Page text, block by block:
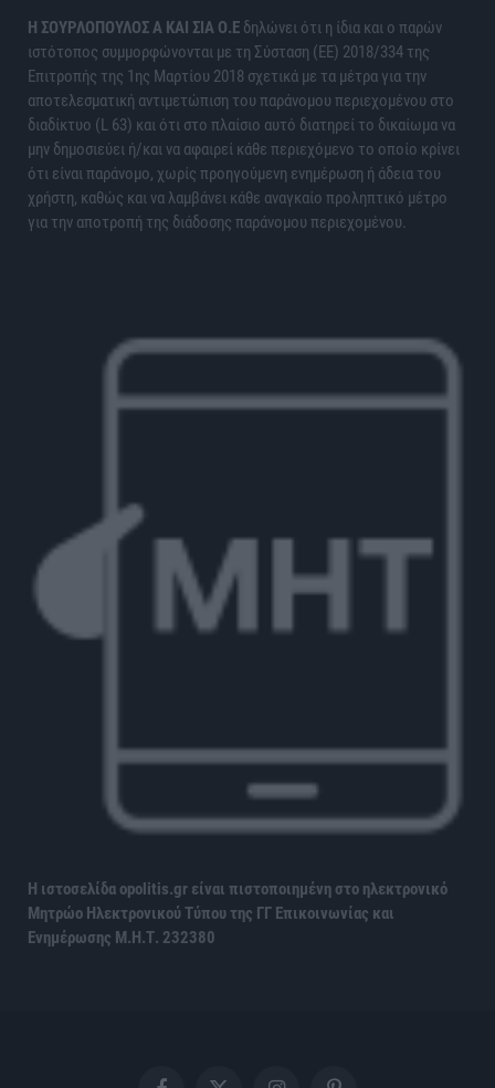
H ΣΟΥΡΛΟΠΟΥΛΟΣ Α ΚΑΙ ΣΙΑ Ο.Ε δηλώνει ότι η ίδια και ο παρών
ιστότοπος συμμορφώνονται με τη Σύσταση (ΕΕ) 2018/334 της
Επιτροπής της 1ης Μαρτίου 2018 σχετικά με τα μέτρα για την
αποτελεσματική αντιμετώπιση του παράνομου περιεχομένου στο
διαδίκτυο (L 63) και ότι στο πλαίσιο αυτό διατηρεί το δικαίωμα να
μην δημοσιεύει ή/και να αφαιρεί κάθε περιεχόμενο το οποίο κρίνει
ότι είναι παράνομο, χωρίς προηγούμενη ενημέρωση ή άδεια του
χρήστη, καθώς και να λαμβάνει κάθε αναγκαίο προληπτικό μέτρο
για την αποτροπή της διάδοσης παράνομου περιεχομένου.
Η ιστοσελίδα opolitis.gr είναι πιστοποιημένη στο ηλεκτρονικό
Μητρώο Ηλεκτρονικού Τύπου της ΓΓ Επικοινωνίας και
Ενημέρωσης Μ.Η.Τ. 232380